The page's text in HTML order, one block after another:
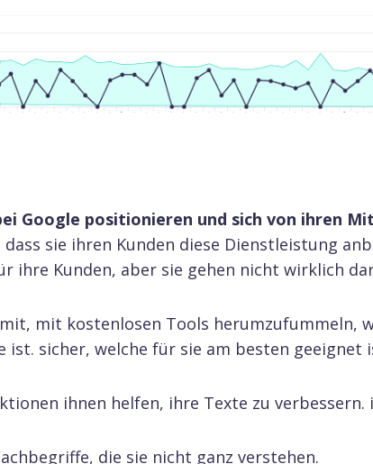
Google positionieren und sich von ihren
sie ihren Kunden diese Dienstleistung
ihre Kunden, aber sie gehen nicht wirklich
mit kostenlosen Tools herumzufummeln,
ist. sicher, welche für sie am besten geeignet
ihnen helfen, ihre Texte zu
die sie nicht ganz verstehen.